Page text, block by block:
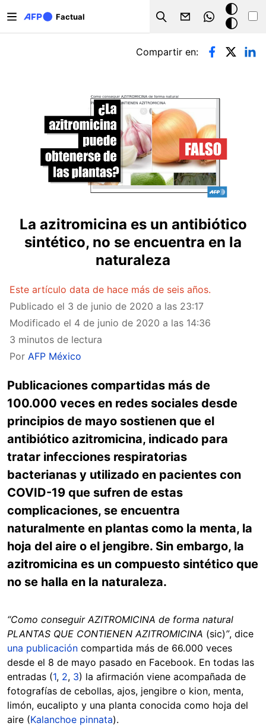
Factual
Search
Modo
oscuro
Solapas principales
Compartir en:
La azitromicina es un antibiótico
sintético, no se encuentra en la
naturaleza
Este artículo data de hace más de seis años.
Publicado el 3 de junio de 2020 a las 23:17
Modificado el 4 de junio de 2020 a las 14:36
3 minutos de lectura
Por AFP México
Publicaciones compartidas más de
100.000 veces en redes sociales desde
principios de mayo sostienen que el
antibiótico azitromicina, indicado para
tratar infecciones respiratorias
bacterianas y utilizado en pacientes con
COVID-19 que sufren de estas
complicaciones, se encuentra
naturalmente en plantas como la menta, la
hoja del aire o el jengibre. Sin embargo, la
azitromicina es un compuesto sintético que
no se halla en la naturaleza.
“Como conseguir AZITROMICINA de forma natural
PLANTAS QUE CONTIENEN AZITROMICINA (sic)”, dice
una publicación compartida más de 66.000 veces
desde el 8 de mayo pasado en Facebook. En todas las
entradas (1, 2, 3) la afirmación viene acompañada de
fotografías de cebollas, ajos, jengibre o kion, menta,
limón, eucalipto y una planta conocida como hoja del
aire (Kalanchoe pinnata).